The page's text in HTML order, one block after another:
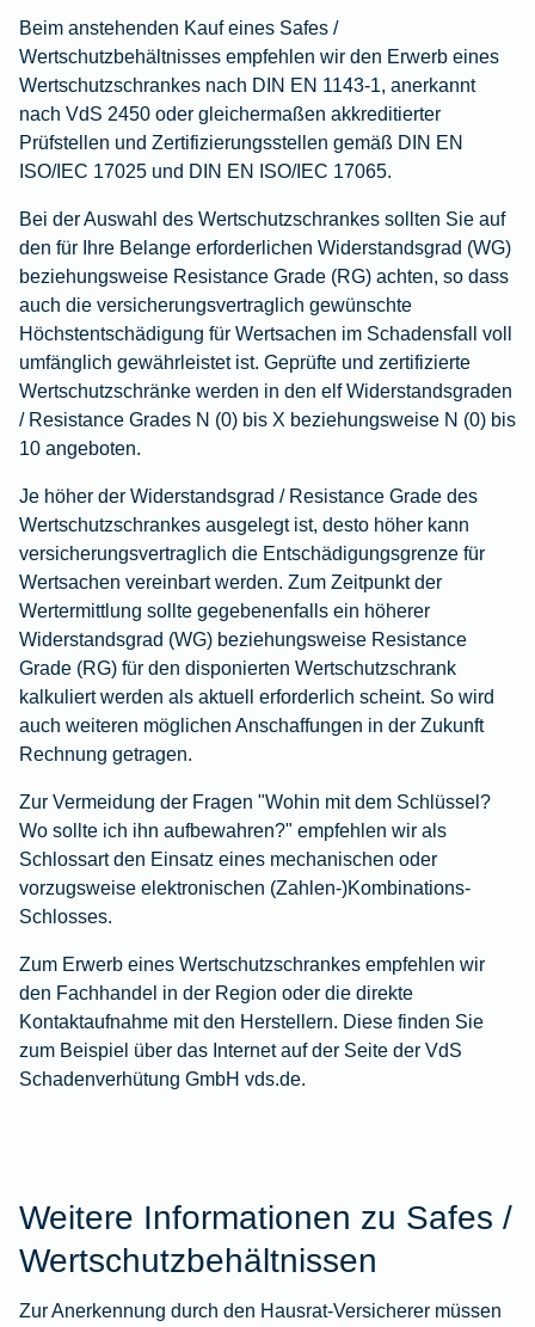
Beim anstehenden Kauf eines Safes /
Wertschutzbehältnisses empfehlen wir den Erwerb eines
Wertschutzschrankes nach DIN EN 1143-1, anerkannt
nach VdS 2450 oder gleichermaßen akkreditierter
Prüfstellen und Zertifizierungsstellen gemäß DIN EN
ISO/IEC 17025 und DIN EN ISO/IEC 17065.
Bei der Auswahl des Wertschutzschrankes sollten Sie auf
den für Ihre Belange erforderlichen Widerstandsgrad (WG)
beziehungsweise Resistance Grade (RG) achten, so dass
auch die versicherungsvertraglich gewünschte
Höchstentschädigung für Wertsachen im Schadensfall voll
umfänglich gewährleistet ist. Geprüfte und zertifizierte
Wertschutzschränke werden in den elf Widerstandsgraden
/ Resistance Grades N (0) bis X beziehungsweise N (0) bis
10 angeboten.
Je höher der Widerstandsgrad / Resistance Grade des
Wertschutzschrankes ausgelegt ist, desto höher kann
versicherungsvertraglich die Entschädigungsgrenze für
Wertsachen vereinbart werden. Zum Zeitpunkt der
Wertermittlung sollte gegebenenfalls ein höherer
Widerstandsgrad (WG) beziehungsweise Resistance
Grade (RG) für den disponierten Wertschutzschrank
kalkuliert werden als aktuell erforderlich scheint. So wird
auch weiteren möglichen Anschaffungen in der Zukunft
Rechnung getragen.
Zur Vermeidung der Fragen "Wohin mit dem Schlüssel?
Wo sollte ich ihn aufbewahren?" empfehlen wir als
Schlossart den Einsatz eines mechanischen oder
vorzugsweise elektronischen (Zahlen-)Kombinations-
Schlosses.
Zum Erwerb eines Wertschutzschrankes empfehlen wir
den Fachhandel in der Region oder die direkte
Kontaktaufnahme mit den Herstellern. Diese finden Sie
zum Beispiel über das Internet auf der Seite der VdS
Schadenverhütung GmbH vds.de.
Weitere Informationen zu Safes /
Wertschutzbehältnissen
Zur Anerkennung durch den Hausrat-Versicherer müssen